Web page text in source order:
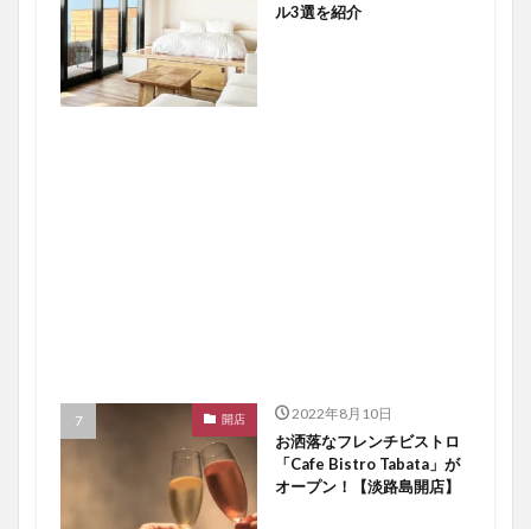
ル3選を紹介
開店 2022年8月10日
お洒落なフレンチビストロ
「Cafe Bistro Tabata」が
オープン！【淡路島開店】